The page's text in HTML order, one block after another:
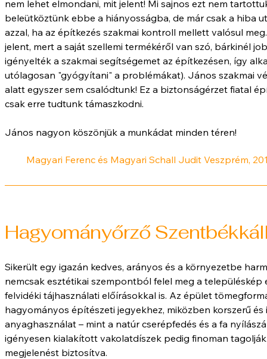
nem lehet elmondani, mit jelent! Mi sajnos ezt nem
beleütköztünk ebbe a hiányosságba, de már csak a hiba
azzal, ha az építkezés szakmai kontroll mellett valósul
jelent, mert a saját szellemi termékéről van szó, bárkinél
igényelték a szakmai segítségemet az építkezésen, így
utólagosan "gyógyítani" a problémákat). János szakmai
alatt egyszer sem csalódtunk! Ez a biztonságérzet fiatal
csak erre tudtunk támaszkodni.
János nagyon köszönjük a munkádat minden téren!
Magyari Ferenc és Magyari Schall Judit Veszprém,
Hagyományőrző
Sikerült egy igazán kedves, arányos és a környezetbe
nemcsak esztétikai szempontból felel meg a
felvidéki tájhasználati előírásokkal is. Az épület
hagyományos építészeti jegyekhez, miközben korszerű
anyaghasználat – mint a natúr cserépfedés és a fa
igényesen kialakított vakolatdíszek pedig finoman
megjelenést biztosítva.